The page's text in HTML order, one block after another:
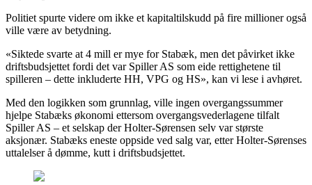
Politiet spurte videre om ikke et kapitaltilskudd på fire millioner også
ville være av betydning.
«Siktede svarte at 4 mill er mye for Stabæk, men det påvirket ikke
driftsbudsjettet fordi det var Spiller AS som eide rettighetene til
spilleren – dette inkluderte HH, VPG og HS», kan vi lese i avhøret.
Med den logikken som grunnlag, ville ingen overgangssummer
hjelpe Stabæks økonomi ettersom overgangsvederlagene tilfalt
Spiller AS – et selskap der Holter-Sørensen selv var største
aksjonær. Stabæks eneste oppside ved salg var, etter Holter-Sørenses
uttalelser å dømme, kutt i driftsbudsjettet.